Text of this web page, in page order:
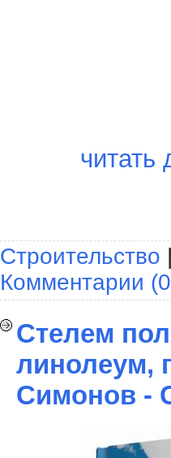
читать
Строительство
Комментарии
Стелем
линолеум,
Симонов -